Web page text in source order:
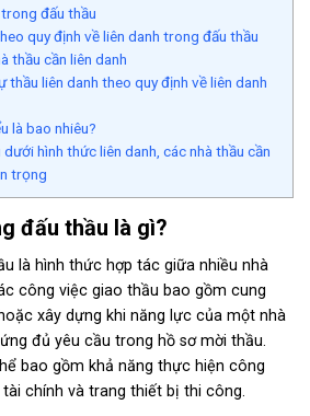
đấu thầu
quy định về liên danh trong đấu thầu
thầu cần liên danh
thầu liên danh theo quy định về liên danh
là bao nhiêu?
hình thức liên danh, các nhà thầu cần
trọng
đấu thầu là gì?
là hình thức hợp tác giữa nhiều nhà
công việc giao thầu bao gồm cung
xây dựng khi năng lực của một nhà
đủ yêu cầu trong hồ sơ mời thầu.
bao gồm khả năng thực hiện công
chính và trang thiết bị thi công.